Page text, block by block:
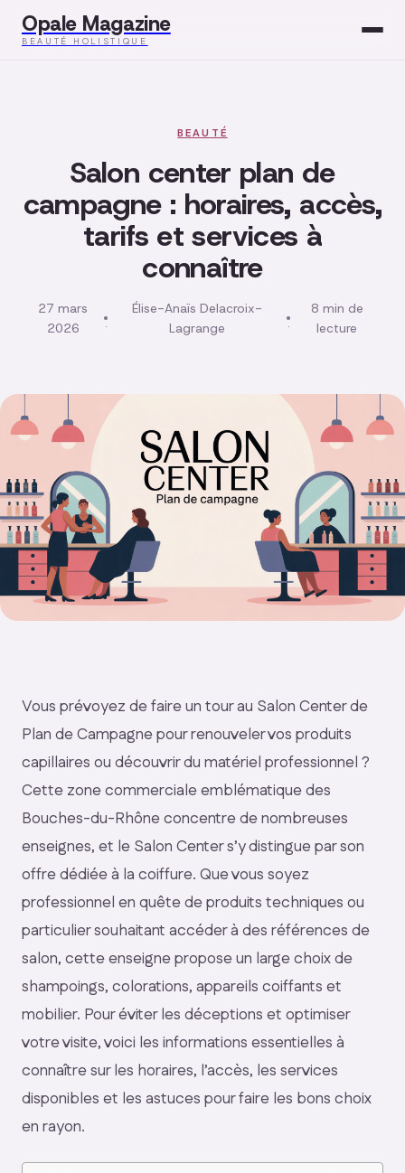
Opale Magazine
BEAUTÉ HOLISTIQUE
Développement
BEAUTÉ
Salon center plan de
campagne : horaires, accès,
tarifs et services à
connaître
27 mars
2026
·
Élise-Anaïs Delacroix-
Lagrange
·
8 min de
lecture
Vous prévoyez de faire un tour au Salon Center de
Plan de Campagne pour renouveler vos produits
capillaires ou découvrir du matériel professionnel ?
Cette zone commerciale emblématique des
Bouches-du-Rhône concentre de nombreuses
enseignes, et le Salon Center s’y distingue par son
offre dédiée à la coiffure. Que vous soyez
professionnel en quête de produits techniques ou
particulier souhaitant accéder à des références de
salon, cette enseigne propose un large choix de
shampoings, colorations, appareils coiffants et
mobilier. Pour éviter les déceptions et optimiser
votre visite, voici les informations essentielles à
connaître sur les horaires, l’accès, les services
disponibles et les astuces pour faire les bons choix
en rayon.